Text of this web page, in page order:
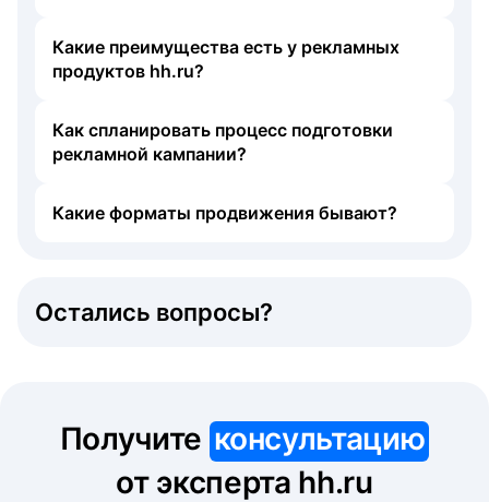
Какие преимущества есть у рекламных
продуктов hh.ru?
Как спланировать процесс подготовки
рекламной кампании?
Какие форматы продвижения бывают?
Остались вопросы?
Получите консультацию
от эксперта hh.ru